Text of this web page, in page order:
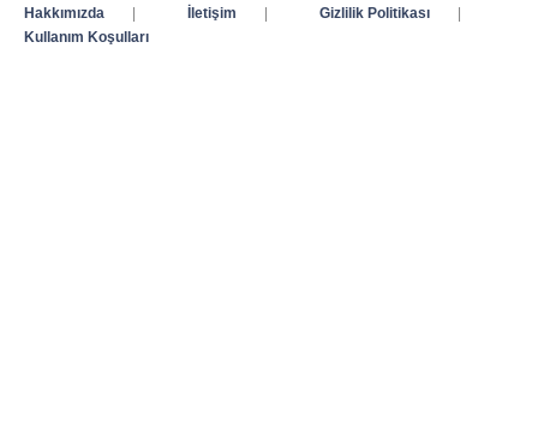
Hakkımızda
| İletişim | Gizlilik Politikası
|
Kullanım Koşulları